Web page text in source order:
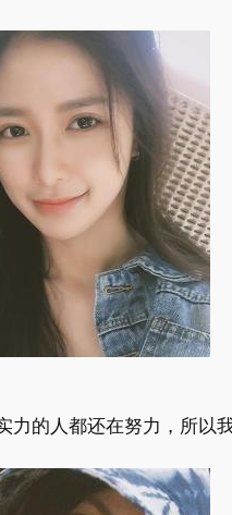
力的人都还在努力，所以